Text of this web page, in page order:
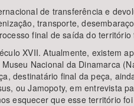
de transferência e
transporte,
final de saída do território
XVII. Atualmente, existem
Nacional da Dinamarca
destinatário final da peça,
ou Jamopoty, em entrevista
esquecer que esse território